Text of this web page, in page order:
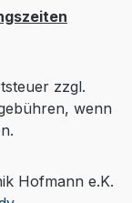
zzgl.
wenn
Hofmann e.K.